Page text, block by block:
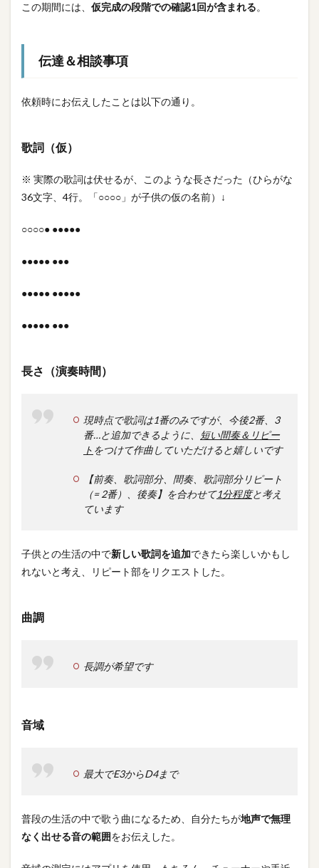
この期間には、 仮完成の段階での確認1回が含まれる。
伝達＆相談事項
依頼時にお伝えしたことは以下の通り。
歌詞（仮）
※ 実際の歌詞は伏せるが、このような長さだった（ひらがな
36文字、4行。「○○○○」が子供の仮の名前）↓
○○○○● ●●●●●
●●●●● ●●●
●●●●● ●●●●●
●●●●● ●●●
長さ（演奏時間）
現時点で歌詞は1番のみですが、今後2番、3
番…と追加できるように、
短い間奏＆リピー
ト をつけて作曲していただけると嬉しいです
【前奏、歌詞部分、間奏、歌詞部分リピート
（= 2番）、後奏】を合わせて1分程度と考え
ています
子供との生活の中で新しい歌詞を追加できたら楽しいかもし
れないと考え、リピート部をリクエストした。
曲調
長調が希望です
音域
最大でE3からD4まで
普段の生活の中で歌う曲になるため、自分たちが地声で無理
なく出せる音の範囲をお伝えした。